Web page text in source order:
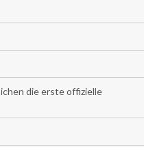
die erste offizielle